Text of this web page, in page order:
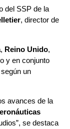
del SSP de la
, director de
, Reino Unido,
y en conjunto
un
avances de la
se destaca